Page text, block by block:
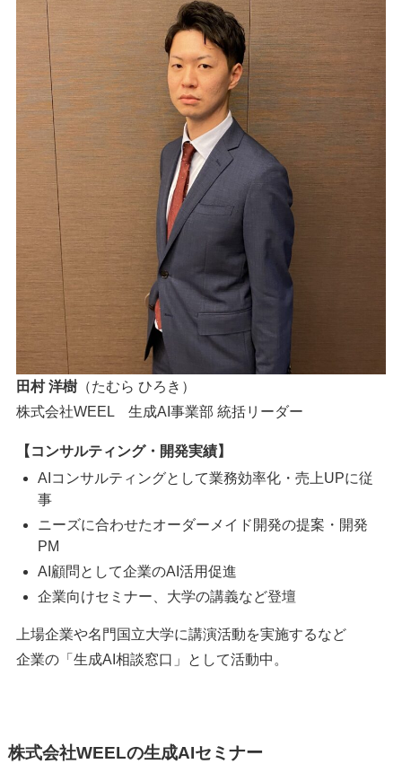
田村 洋樹（たむら ひろき）
株式会社WEEL 生成AI事業部 統括リーダー
【コンサルティング・開発実績】
AIコンサルティングとして業務効率化・売上UPに従
事
ニーズに合わせたオーダーメイド開発の提案・開発
PM
AI顧問として企業のAI活用促進
企業向けセミナー、大学の講義など登壇
上場企業や名門国立大学に講演活動を実施するなど
企業の「生成AI相談窓口」として活動中。
株式会社WEELの生成AIセミナー